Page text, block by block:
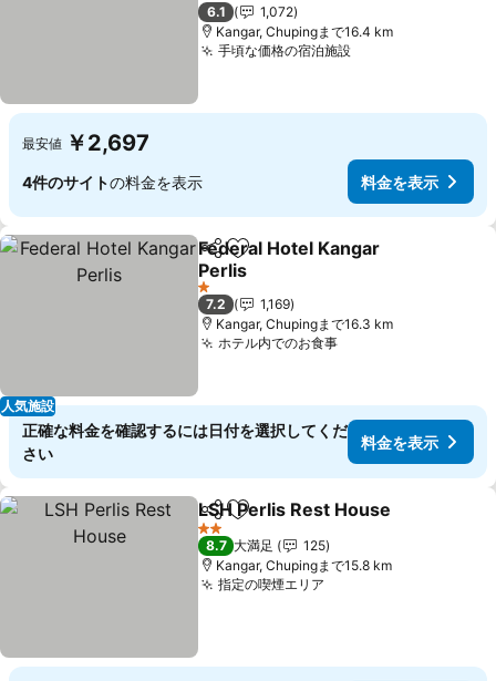
6.1
1,072
Kangar, Chupingまで16.4 km
手頃な価格の宿泊施設料金を表示
最安値 ￥2,697
4件のサイトの料金を表示 料金を表示
人気施設
シェアお気に入りに追加
Federal Hotel Kangar
Perlis
料金を表示
1 ホテルのランク
7.2
1,169
Kangar, Chupingまで16.3 km
ホテル内でのお食事料金を表示
正確な料金を確認するには日付を選択してくだ
さい
料金を表示
シェアお気に入りに追加
LSH Perlis Rest House
2 ホテルのランク
8.7 大満足
125
Kangar, Chupingまで15.8 km
指定の喫煙エリア